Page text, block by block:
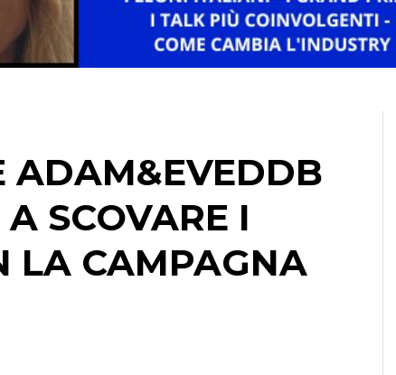
SCENARI
ADAM&EVEDDB
SCOVARE I
LA CAMPAGNA